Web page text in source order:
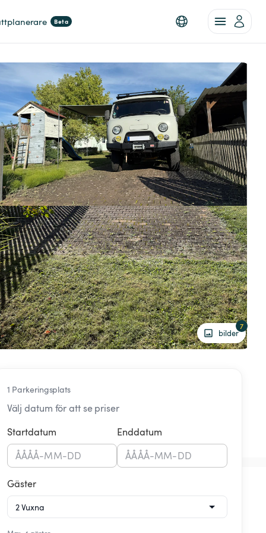
Beta
bilder
7
1 Parkeringsplats
Välj datum för att se priser
Startdatum
ÅÅÅÅ-MM-DD
Enddatum
ÅÅÅÅ-MM-DD
Gäster